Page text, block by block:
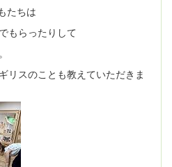
たちは
もらったりして
リスのことも教えていただきま